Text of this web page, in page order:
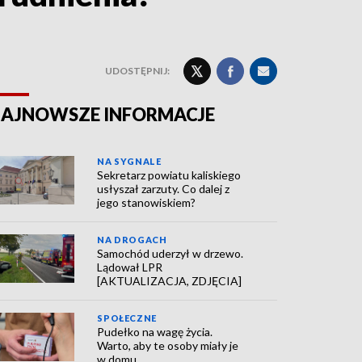
UDOSTĘPNIJ:
INFORMACJE
NA SYGNALE
Sekretarz powiatu kaliskiego
usłyszał zarzuty. Co dalej z
jego stanowiskiem?
NA DROGACH
Samochód uderzył w drzewo.
Lądował LPR
[AKTUALIZACJA, ZDJĘCIA]
SPOŁECZNE
Pudełko na wagę życia.
Warto, aby te osoby miały je
w domu